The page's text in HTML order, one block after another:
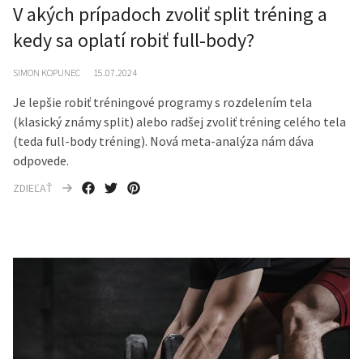
V akých prípadoch zvoliť split tréning a
kedy sa oplatí robiť full-body?
SIMON KOPUNEC 15.07.2024
Je lepšie robiť tréningové programy s rozdelením tela
(klasický známy split) alebo radšej zvoliť tréning celého tela
(teda full-body tréning). Nová meta-analýza nám dáva
odpovede.
ZDIEĽAŤ